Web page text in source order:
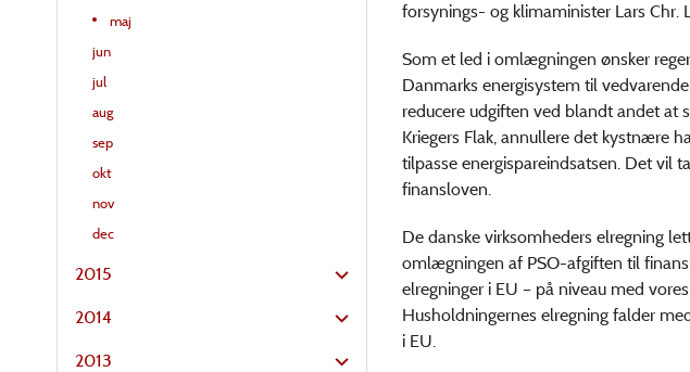
maj
jun
jul
aug
sep
okt
nov
dec
2015
2014
2013
forsynings- og klimaminister Lars Chr.
Som et led i omlægningen ønsker
Danmarks energisystem til
reducere udgiften ved blandt andet
Kriegers Flak, annullere det kystnære
tilpasse energispareindsatsen. Det vil
finansloven.
De danske virksomheders elregning
omlægningen af PSO-afgiften til
elregninger i EU – på niveau med
Husholdningernes elregning falder
i EU.